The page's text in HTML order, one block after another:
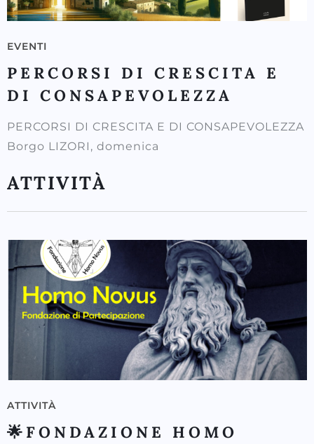
EVENTI
PERCORSI DI CRESCITA E
DI CONSAPEVOLEZZA
PERCORSI DI CRESCITA E DI CONSAPEVOLEZZA
Borgo LIZORI, domenica
ATTIVITÀ
ATTIVITÀ
🌟FONDAZIONE HOMO